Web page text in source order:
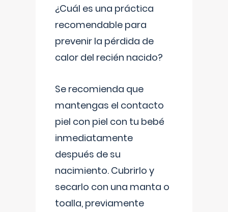
¿Cuál es una práctica
recomendable para
prevenir la pérdida de
calor del recién nacido?
Se recomienda que
mantengas el contacto
piel con piel con tu bebé
inmediatamente
después de su
nacimiento. Cubrirlo y
secarlo con una manta o
toalla, previamente